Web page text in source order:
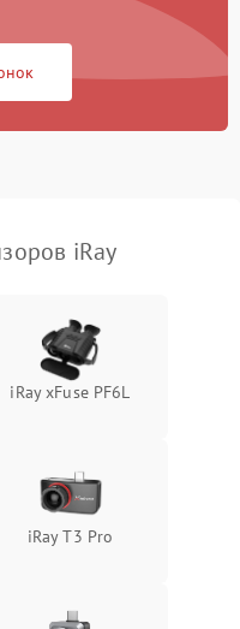
iRay
iRay xFuse PF6L
iRay T3 Pro